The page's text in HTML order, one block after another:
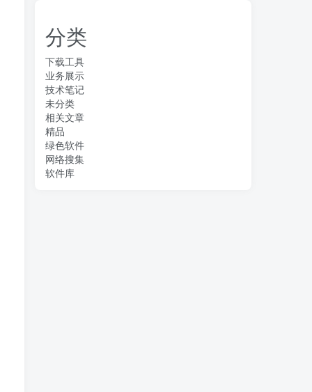
分类
下载工具
业务展示
技术笔记
未分类
相关文章
精品
绿色软件
网络搜集
软件库